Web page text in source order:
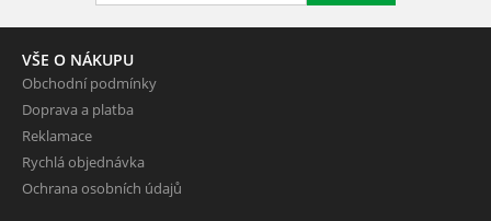
VŠE O NÁKUPU
Obchodní podmínky
Doprava a platba
Reklamace
Rychlá objednávka
Ochrana osobních údajů